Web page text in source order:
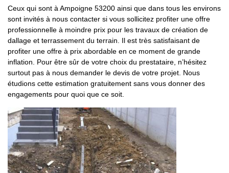
Ceux qui sont à Ampoigne 53200 ainsi que dans tous les environs
sont invités à nous contacter si vous sollicitez profiter une offre
professionnelle à moindre prix pour les travaux de création de
dallage et terrassement du terrain. Il est très satisfaisant de
profiter une offre à prix abordable en ce moment de grande
inflation. Pour être sûr de votre choix du prestataire, n’hésitez
surtout pas à nous demander le devis de votre projet. Nous
étudions cette estimation gratuitement sans vous donner des
engagements pour quoi que ce soit.